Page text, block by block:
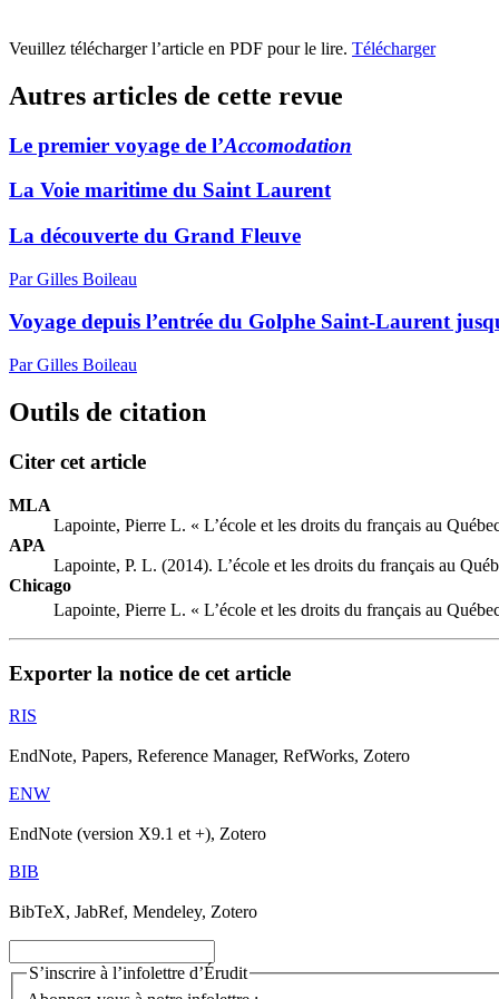
Veuillez télécharger l’article en PDF pour le lire. Télécharger
Autres articles de cette revue
Le premier voyage de l’Accomodation
La Voie maritime du Saint Laurent
La découverte du Grand Fleuve
Par Gilles Boileau
Voyage depuis l’entrée du Golphe Saint-Laurent
Par Gilles Boileau
Outils de citation
Citer cet article
MLA
Lapointe, Pierre L. « L’école et les droits du français au
APA
Lapointe, P. L. (2014). L’école et les droits du français au
Chicago
Lapointe, Pierre L. « L’école et les droits du français au
Exporter la notice de cet article
RIS
EndNote, Papers, Reference Manager, RefWorks, Zotero
ENW
EndNote (version X9.1 et +), Zotero
BIB
BibTeX, JabRef, Mendeley, Zotero
S’inscrire à l’infolettre d’Érudit